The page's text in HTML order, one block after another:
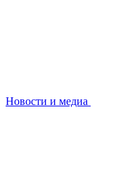
Новости и медиа